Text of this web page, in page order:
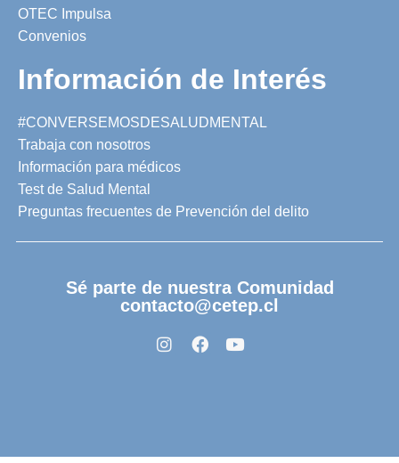
OTEC Impulsa
Convenios
Información de Interés
#CONVERSEMOSDESALUDMENTAL
Trabaja con nosotros
Información para médicos
Test de Salud Mental
Preguntas frecuentes de Prevención del delito
Sé parte de nuestra Comunidad
contacto@cetep.cl